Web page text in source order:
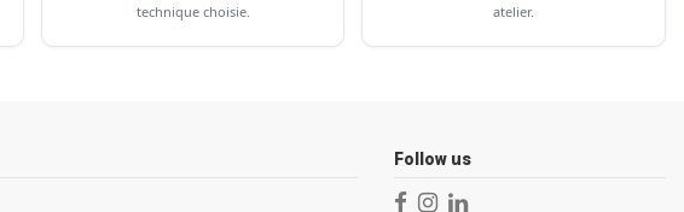
technique choisie.
atelier.
Follow us